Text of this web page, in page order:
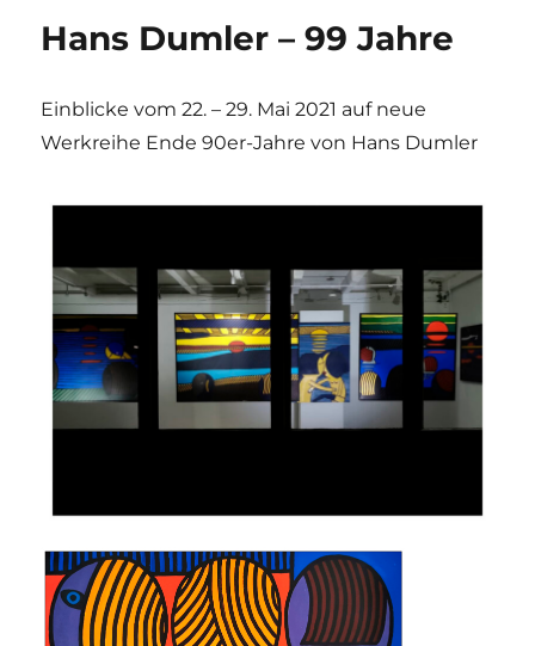
Hans Dumler – 99 Jahre
Einblicke vom 22. – 29. Mai 2021 auf neue
Werkreihe Ende 90er-Jahre von Hans Dumler